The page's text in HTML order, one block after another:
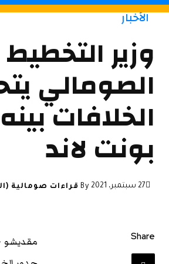
الأخبار
وزير
الصومالي
الخلافات
بونت لاند
27 سبتمبر، 2021 By قراءات صومالية
مقديشو
Share